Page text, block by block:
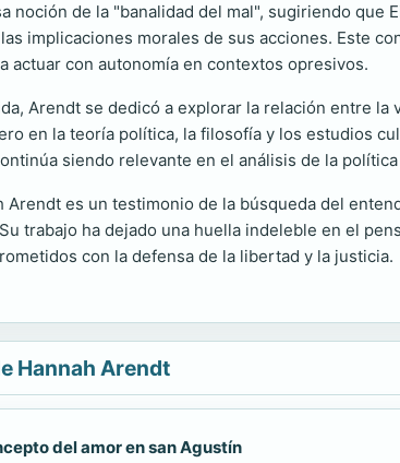
noción de la "banalidad del mal", sugiriendo
implicaciones morales de sus acciones. Este
actuar con autonomía en contextos opresivos.
Arendt se dedicó a explorar la relación entre
en la teoría política, la filosofía y los estudios
siendo relevante en el análisis de la
Arendt es un testimonio de la búsqueda del
trabajo ha dejado una huella indeleble en el
con la defensa de la libertad y la justicia.
Hannah Arendt
del amor en san Agustín